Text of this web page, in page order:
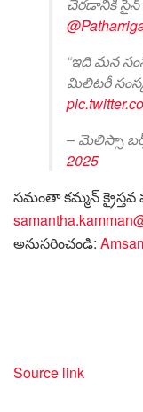
చేరడానికి సైన్
“ఇది మన
మిలిటరీ
– మెలిస్సా
2025
సమంతా కమ్మన్ క్రైస్తవ
అనుసరించండి:
Source link